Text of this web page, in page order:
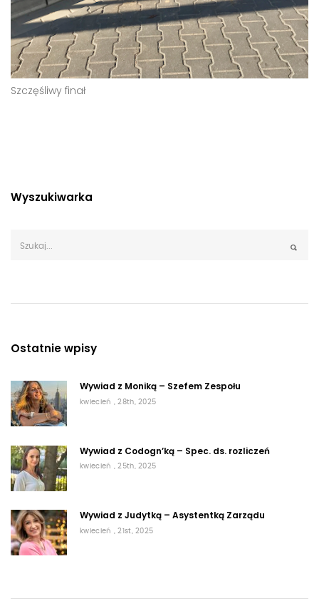
Szczęśliwy finał
Wyszukiwarka
Ostatnie wpisy
Wywiad z Moniką – Szefem Zespołu
kwiecień , 28th, 2025
Wywiad z Codogn’ką – Spec. ds. rozliczeń
kwiecień , 25th, 2025
Wywiad z Judytką – Asystentką Zarządu
kwiecień , 21st, 2025